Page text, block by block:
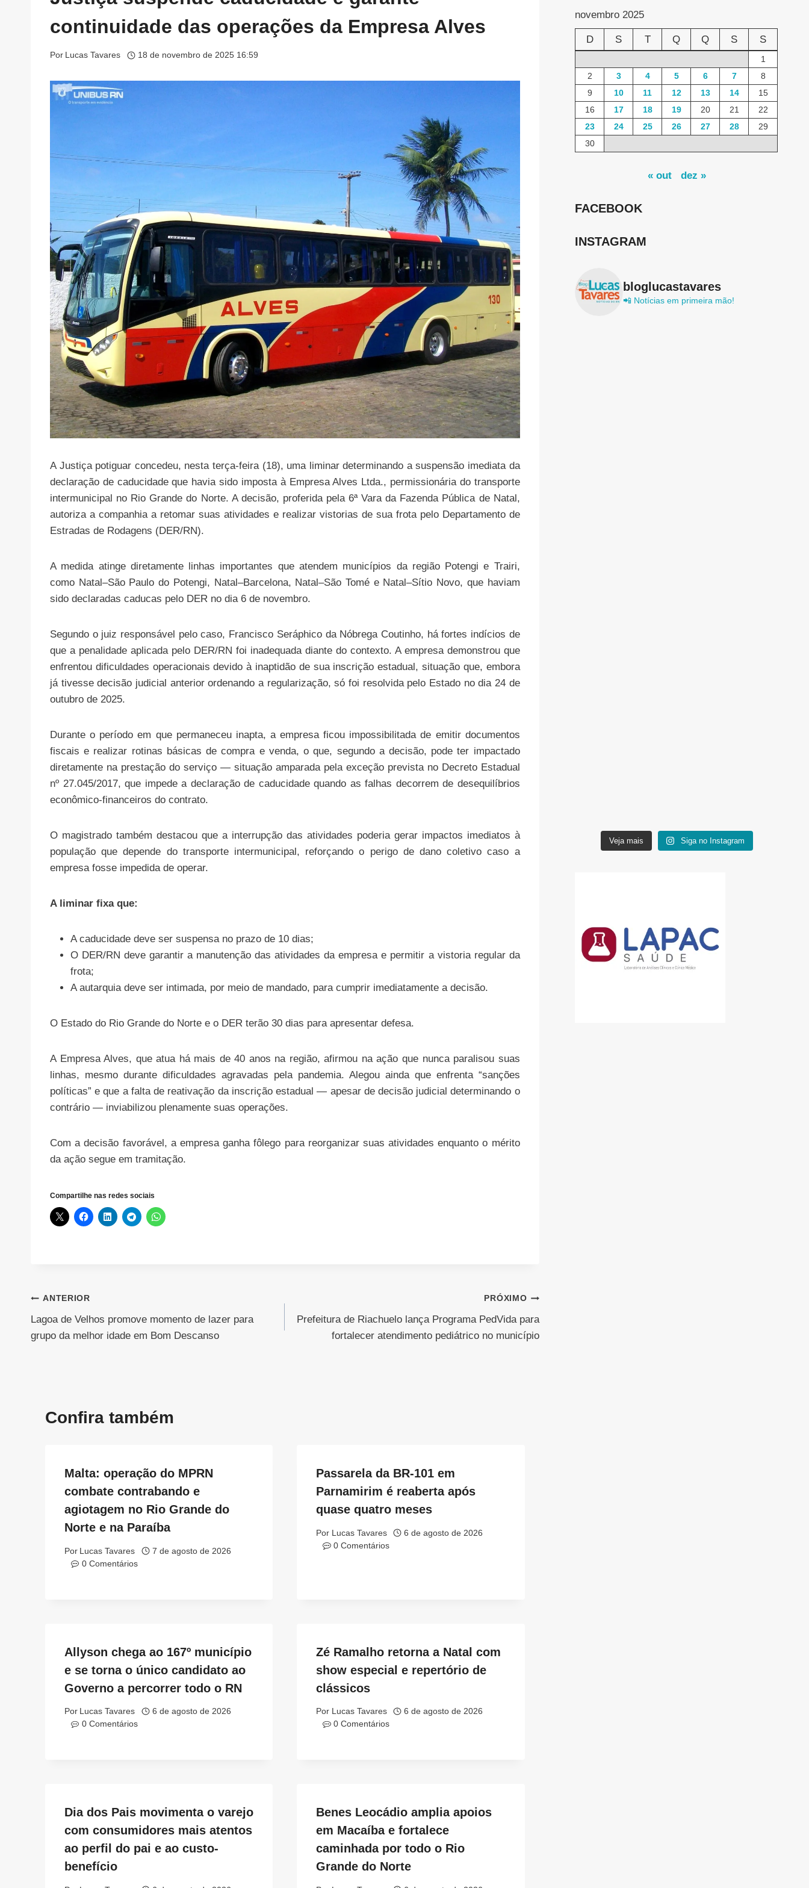
continuidade das operações da Empresa Alves
Por Lucas Tavares 18 de novembro de 2025 16:59
A Justiça potiguar concedeu, nesta terça-feira (18), uma liminar determinando a suspensão imediata da
declaração de caducidade que havia sido imposta à Empresa Alves Ltda., permissionária do transporte
intermunicipal no Rio Grande do Norte. A decisão, proferida pela 6ª Vara da Fazenda Pública de Natal,
autoriza a companhia a retomar suas atividades e realizar vistorias de sua frota pelo Departamento de
Estradas de Rodagens (DER/RN).
A medida atinge diretamente linhas importantes que atendem municípios da região Potengi e Trairi,
como Natal–São Paulo do Potengi, Natal–Barcelona, Natal–São Tomé e Natal–Sítio Novo, que haviam
sido declaradas caducas pelo DER no dia 6 de novembro.
Segundo o juiz responsável pelo caso, Francisco Seráphico da Nóbrega Coutinho, há fortes indícios de
que a penalidade aplicada pelo DER/RN foi inadequada diante do contexto. A empresa demonstrou que
enfrentou dificuldades operacionais devido à inaptidão de sua inscrição estadual, situação que, embora
já tivesse decisão judicial anterior ordenando a regularização, só foi resolvida pelo Estado no dia 24 de
outubro de 2025.
Durante o período em que permaneceu inapta, a empresa ficou impossibilitada de emitir documentos
fiscais e realizar rotinas básicas de compra e venda, o que, segundo a decisão, pode ter impactado
diretamente na prestação do serviço — situação amparada pela exceção prevista no Decreto Estadual
nº 27.045/2017, que impede a declaração de caducidade quando as falhas decorrem de desequilíbrios
econômico-financeiros do contrato.
O magistrado também destacou que a interrupção das atividades poderia gerar impactos imediatos à
população que depende do transporte intermunicipal, reforçando o perigo de dano coletivo caso a
empresa fosse impedida de operar.
A liminar fixa que:
A caducidade deve ser suspensa no prazo de 10 dias;
O DER/RN deve garantir a manutenção das atividades da empresa e permitir a vistoria regular da
frota;
A autarquia deve ser intimada, por meio de mandado, para cumprir imediatamente a decisão.
O Estado do Rio Grande do Norte e o DER terão 30 dias para apresentar defesa.
A Empresa Alves, que atua há mais de 40 anos na região, afirmou na ação que nunca paralisou suas
linhas, mesmo durante dificuldades agravadas pela pandemia. Alegou ainda que enfrenta “sanções
políticas” e que a falta de reativação da inscrição estadual — apesar de decisão judicial determinando o
contrário — inviabilizou plenamente suas operações.
Com a decisão favorável, a empresa ganha fôlego para reorganizar suas atividades enquanto o mérito
da ação segue em tramitação.
Compartilhe nas redes sociais
Navegação
de
ANTERIOR
Lagoa de Velhos promove momento de lazer para
grupo da melhor idade em Bom Descanso
PRÓXIMO
Prefeitura de Riachuelo lança Programa PedVida para
fortalecer atendimento pediátrico no município
Confira também
Malta: operação do MPRN
combate contrabando e
agiotagem no Rio Grande do
Norte e na Paraíba
Por Lucas Tavares
7 de agosto de 2026
0 Comentários
Passarela da BR-101 em
Parnamirim é reaberta após
quase quatro meses
Por Lucas Tavares
6 de agosto de 2026
0 Comentários
Allyson chega ao 167º município
e se torna o único candidato ao
Governo a percorrer todo o RN
Por Lucas Tavares
6 de agosto de 2026
0 Comentários
Zé Ramalho retorna a Natal com
show especial e repertório de
clássicos
Por Lucas Tavares
6 de agosto de 2026
0 Comentários
Dia dos Pais movimenta o varejo
com consumidores mais atentos
ao perfil do pai e ao custo-
benefício
Benes Leocádio amplia apoios
em Macaíba e fortalece
caminhada por todo o Rio
Grande do Norte
novembro 2025
D S T Q Q S S
1
2
3 4 5 6 7
8
9
10 11 12 13 14
15
16
17 18 19 20 21
22
23
24 25 26 27 28
29
30
« out dez »
FACEBOOK
INSTAGRAM
bloglucastavares
📲 Notícias em primeira mão!
Veja mais Siga no Instagram